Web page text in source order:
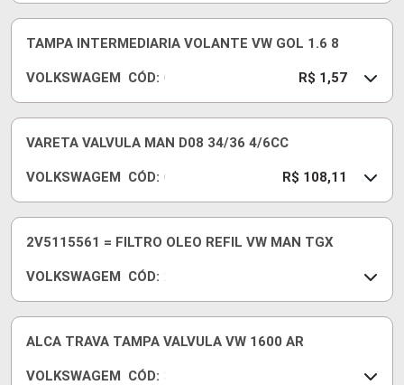
1
1
V
2
1
1
2
TAMPA INTERMEDIARIA VOLANTE VW GOL 1.6 8
VOLKSWAGEM CÓD: 0
2
1
0
1
4
H
R$ 1,57
VARETA VALVULA MAN D08 34/36 4/6CC
VOLKSWAGEM CÓD: 0
W
1
9
1
7
R$ 108,11
2V5115561 = FILTRO OLEO REFIL VW MAN TGX
VOLKSWAGEM CÓD: 2
5
1
5
ALCA TRAVA TAMPA VALVULA VW 1600 AR
VOLKSWAGEM CÓD: 3